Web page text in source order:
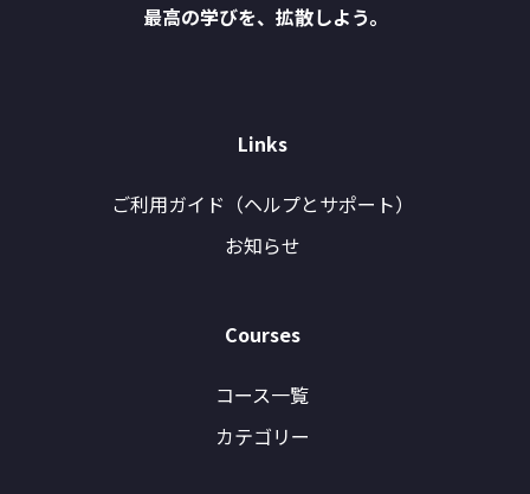
最高の学びを、拡散しよう。
Links
ご利用ガイド（ヘルプとサポート）
お知らせ
Courses
コース一覧
カテゴリー